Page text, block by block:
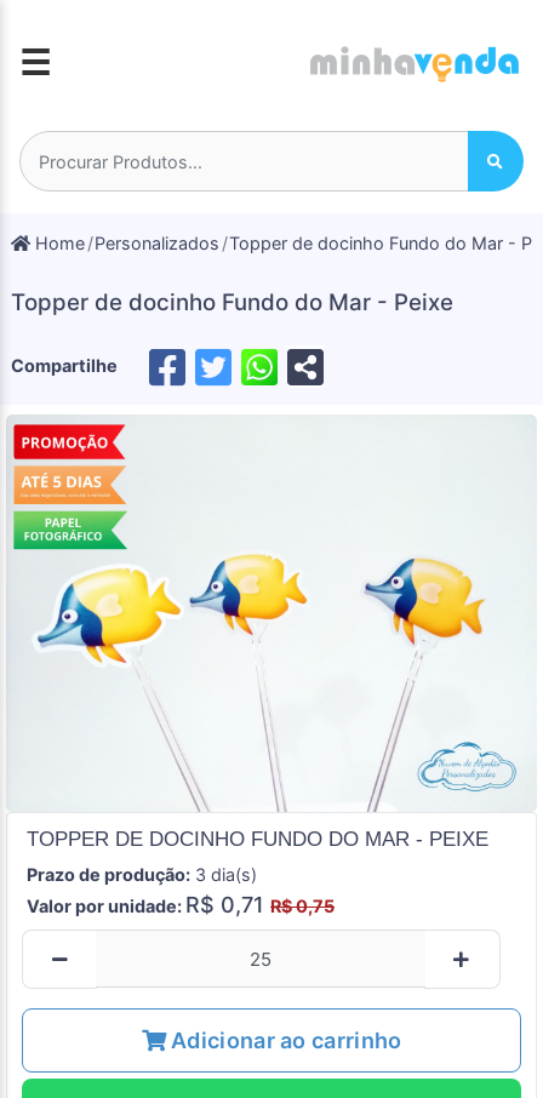
☰
Home Personalizados Topper de docinho Fundo do Mar -
Topper de docinho Fundo do Mar - Peixe
Compartilhe
TOPPER DE DOCINHO FUNDO DO MAR - PEIXE
Prazo de produção: 3 dia(s)
Valor por unidade: R$ 0,71 R$ 0,75
Adicionar ao carrinho